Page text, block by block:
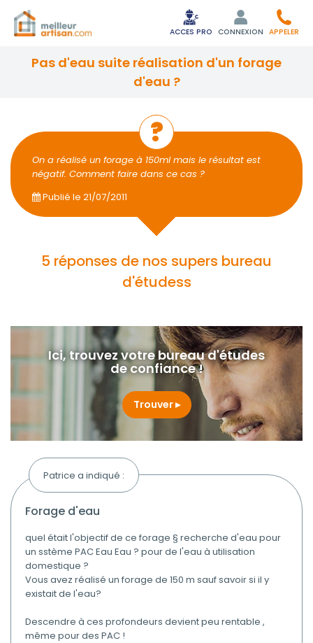
ACCES PRO CONNEXION APPELER
pas d'eau suite réalisation d'un forage
d'eau ?
On a réalisé un forage à 150ml mais le résultat est
négatif. Comment faire dans ce cas ?
Publié le 21/07/2011
5 réponses de nos supers bureau
d'étudess
Ici, trouvez votre bureau d'études
de confiance !
Trouver
Patrice a indiqué :
forage d'eau
quel était l'objectif de ce forage § recherche d'eau pour
un sstème PAC Eau Eau ? pour de l'eau à utilisation
domestique ?
Vous avez réalisé un forage de 150 m sauf savoir si il y
existait de l'eau?
Descendre à ces profondeurs devient peu rentable ,
même pour des PAC !